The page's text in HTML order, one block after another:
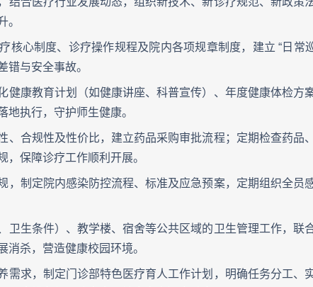
。
核心制度、诊疗操作规程及院内各项规章制度，建立 “日常
错与安全事故。
健康教育计划（如健康讲座、科普宣传）、年度健康体检方
执行，守护师生健康。
、合规性及性价比，建立药品采购审批流程；定期检查药品
保障诊疗工作顺利开展。
，制定院内感染防控流程、标准及应急预案，定期组织全员
卫生条件）、教学楼、宿舍等公共区域的卫生管理工作，联
杀，营造健康校园环境。
需求，制定门诊部特色医疗育人工作计划，明确任务分工、